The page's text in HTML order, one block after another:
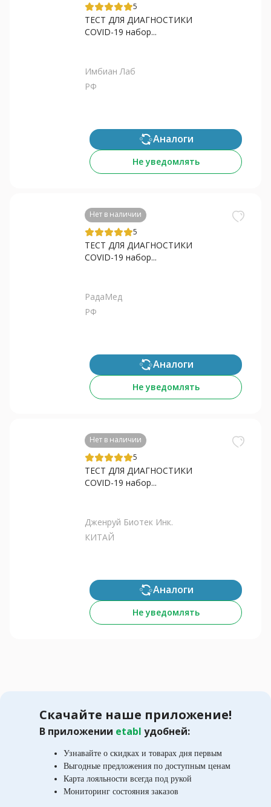
5
ТЕСТ ДЛЯ ДИАГНОСТИКИ
COVID-19 набор...
Имбиан Лаб
РФ
Аналоги
Не уведомлять
Нет в наличии
5
ТЕСТ ДЛЯ ДИАГНОСТИКИ
COVID-19 набор...
РадаМед
РФ
Аналоги
Не уведомлять
Нет в наличии
5
ТЕСТ ДЛЯ ДИАГНОСТИКИ
COVID-19 набор...
Дженруй Биотек Инк.
КИТАЙ
Аналоги
Не уведомлять
Скачайте наше приложение!
В приложении etabl удобней:
Узнавайте о скидках и товарах дня первым
Выгодные предложения по доступным ценам
Карта лояльности всегда под рукой
Мониторинг состояния заказов